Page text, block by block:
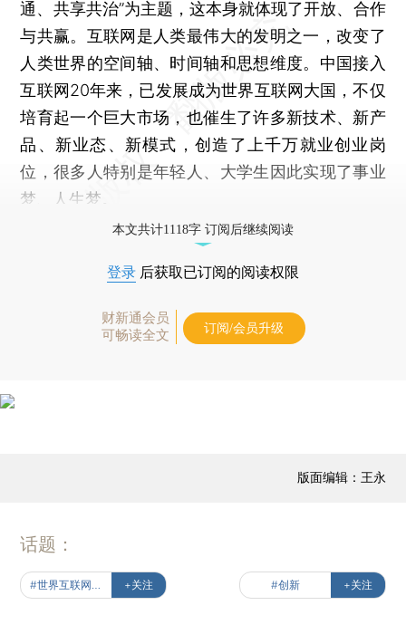
通、共享共治”为主题，这本身就体现了开放、合作
与共赢。互联网是人类最伟大的发明之一，改变了
人类世界的空间轴、时间轴和思想维度。中国接入
互联网20年来，已发展成为世界互联网大国，不仅
培育起一个巨大市场，也催生了许多新技术、新产
品、新业态、新模式，创造了上千万就业创业岗
位，很多人特别是年轻人、大学生因此实现了事业
梦、人生梦。
本文共计1118字 订阅后继续阅读
登录 后获取已订阅的阅读权限
财新通会员
可畅读全文
订阅/会员升级
版面编辑：王永
话题：
+关注 #创新 +关注